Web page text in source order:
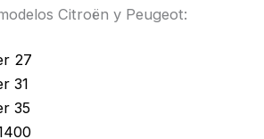
Citroën y Peugeot:
27
31
35